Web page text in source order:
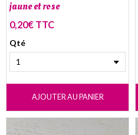
jaune et rose
0,20€ TTC
Qté
AJOUTER AU PANIER